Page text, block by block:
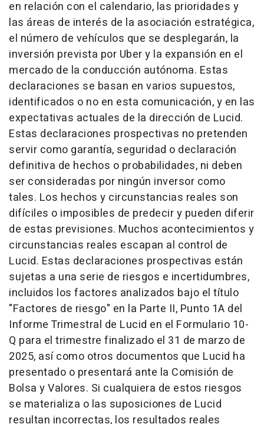
en relación con el calendario, las prioridades y
las áreas de interés de la asociación estratégica,
el número de vehículos que se desplegarán, la
inversión prevista por Uber y la expansión en el
mercado de la conducción autónoma. Estas
declaraciones se basan en varios supuestos,
identificados o no en esta comunicación, y en las
expectativas actuales de la dirección de Lucid.
Estas declaraciones prospectivas no pretenden
servir como garantía, seguridad o declaración
definitiva de hechos o probabilidades, ni deben
ser consideradas por ningún inversor como
tales. Los hechos y circunstancias reales son
difíciles o imposibles de predecir y pueden diferir
de estas previsiones. Muchos acontecimientos y
circunstancias reales escapan al control de
Lucid. Estas declaraciones prospectivas están
sujetas a una serie de riesgos e incertidumbres,
incluidos los factores analizados bajo el título
"Factores de riesgo" en la Parte II, Punto 1A del
Informe Trimestral de Lucid en el Formulario 10-
Q para el trimestre finalizado el 31 de marzo de
2025, así como otros documentos que Lucid ha
presentado o presentará ante la Comisión de
Bolsa y Valores. Si cualquiera de estos riesgos
se materializa o las suposiciones de Lucid
resultan incorrectas, los resultados reales